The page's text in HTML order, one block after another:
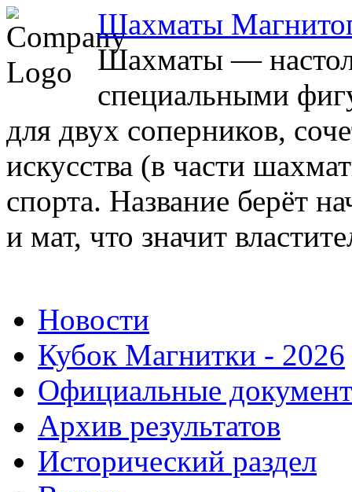
Шахматы
Шахматы —
специальными
для двух соперников,
искусства (в части
спорта. Название берёт
и мат, что значит
Новости
Кубок Магнитки - 2026
Официальные
Архив результатов
Исторический раздел